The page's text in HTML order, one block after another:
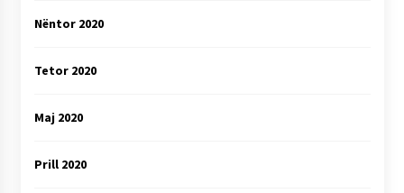
Nëntor 2020
Tetor 2020
Maj 2020
Prill 2020